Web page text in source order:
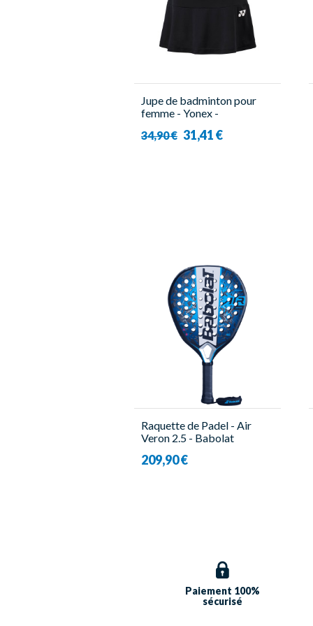
Jupe de badminton pour
femme - Yonex -
34,90 € 31,41 €
Raquette de Padel - Air
Veron 2.5 - Babolat
209,90 €
Paiement 100%
sécurisé